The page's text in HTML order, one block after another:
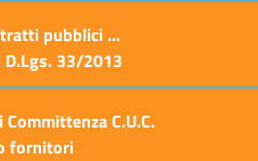
pubblici ...
33/2013
C.U.C.
fornitori